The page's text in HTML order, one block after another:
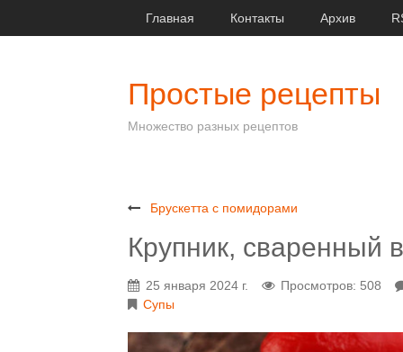
Главная Контакты Архив
Простые рецепты
Множество разных рецептов
Брускетта с помидорами
Крупник, сваренный
25 января 2024 г. Просмотров: 508
Супы